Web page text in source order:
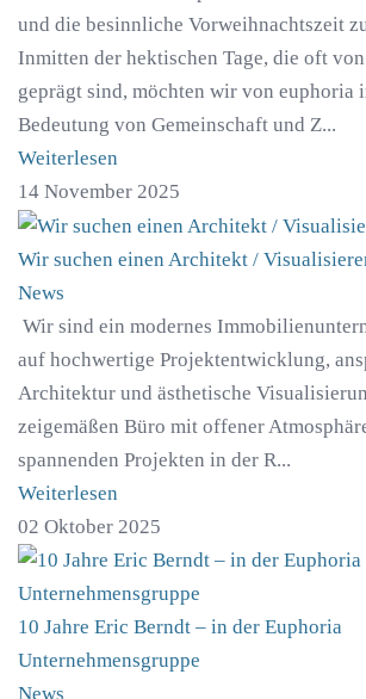
und die besinnliche Vorweihnachtszeit
Inmitten der hektischen Tage, die oft
geprägt sind, möchten wir von euphoria
Bedeutung von Gemeinschaft und Z...
Weiterlesen
14 November 2025
Wir suchen einen Architekt /
News
Wir sind ein modernes
auf hochwertige Projektentwicklung,
Architektur und ästhetische
zeigemäßen Büro mit offener
spannenden Projekten in der R...
Weiterlesen
02 Oktober 2025
10 Jahre Eric Berndt – in der Euphoria
Unternehmensgruppe
News